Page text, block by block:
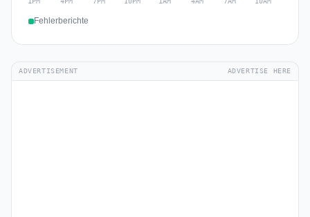
Fehlerberichte
ADVERTISEMENT ADVERTISE HERE